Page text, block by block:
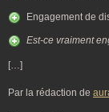
Engagement de
Est-ce vraiment
[…]
Par la rédaction de